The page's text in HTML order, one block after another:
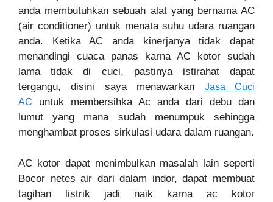
anda membutuhkan sebuah alat yang bernama AC
(air conditioner) untuk menata suhu udara ruangan
anda. Ketika AC anda kinerjanya tidak dapat
menandingi cuaca panas karna AC kotor sudah
lama tidak di cuci, pastinya istirahat dapat
tergangu, disini saya menawarkan Jasa Cuci
AC
untuk membersihka Ac anda dari debu dan
lumut yang mana sudah menumpuk sehingga
menghambat proses sirkulasi udara dalam ruangan.
AC kotor dapat menimbulkan masalah lain seperti
Bocor netes air dari dalam indor, dapat membuat
tagihan listrik jadi naik karna ac kotor